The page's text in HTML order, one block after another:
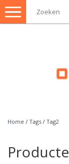
Toggle
navigation
Home / Tags / Tag2